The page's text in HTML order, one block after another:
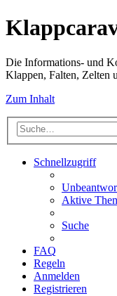
Die Informations- und
Klappen, Falten, Zelten
Zum Inhalt
Schnellzugriff
Aktive
Suche
FAQ
Regeln
Anmelden
Registrieren